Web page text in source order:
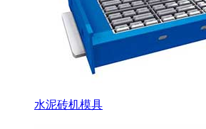
水泥砖机模具